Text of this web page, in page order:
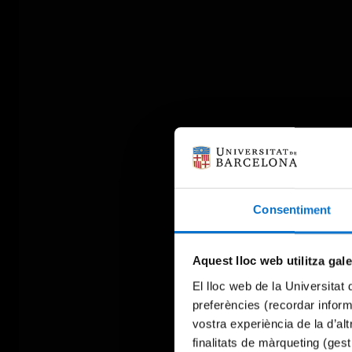
Consentiment
Aquest lloc web utilitza
El lloc web de la Universitat
preferències (recordar
vostra experiència de la
finalitats de màrqueting